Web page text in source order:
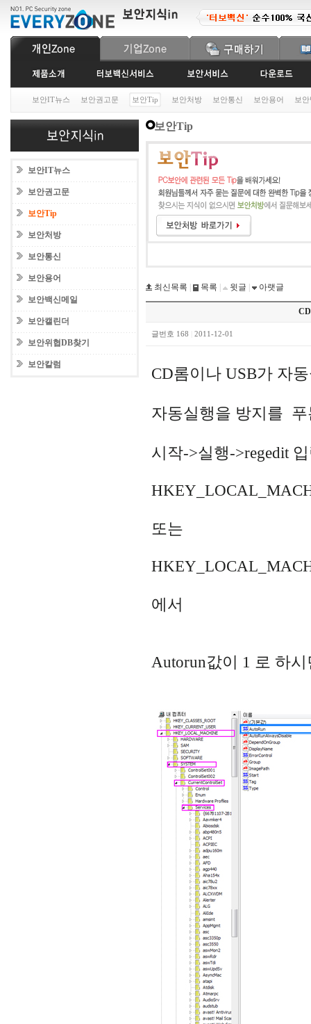
보안IT뉴스 보안권고문 보안Tip 보안처방 보안통신 보안용어 보
보안IT뉴스
보안권고문
보안Tip
보안처방
보안통신
보안용어
보안백신메일
보안캘린더
보안위협DB찾기
보안칼럼
보안Tip
최신목록 목록 윗글 아랫글
글번호 168 2011-12-01
CD롬이나 USB가 자
자동실행을 방지를
시작->실행->regedit
또는
에서
Autorun값이 1 로 하